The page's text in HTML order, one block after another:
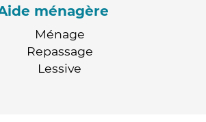
ménagère
Ménage
Repassage
Lessive